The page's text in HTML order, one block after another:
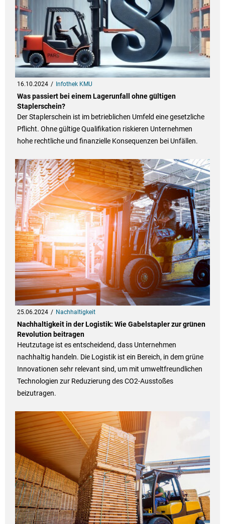
16.10.2024 Infothek KMU
Was passiert bei einem Lagerunfall ohne gültigen
Staplerschein?
Der Staplerschein ist im betrieblichen Umfeld eine gesetzliche
Pflicht. Ohne gültige Qualifikation riskieren Unternehmen
hohe rechtliche und finanzielle Konsequenzen bei Unfällen.
25.06.2024 Nachhaltigkeit
Nachhaltigkeit in der Logistik: Wie Gabelstapler zur grünen
Revolution beitragen
Heutzutage ist es entscheidend, dass Unternehmen
nachhaltig handeln. Die Logistik ist ein Bereich, in dem grüne
Innovationen sehr relevant sind, um mit umweltfreundlichen
Technologien zur Reduzierung des CO2-Ausstoßes
beizutragen.